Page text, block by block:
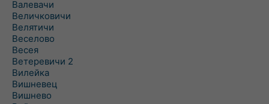
Валевачи
Величковичи
Велятичи
Веселово
Весея
Ветеревичи 2
Вилейка
Вишневец
Вишнево